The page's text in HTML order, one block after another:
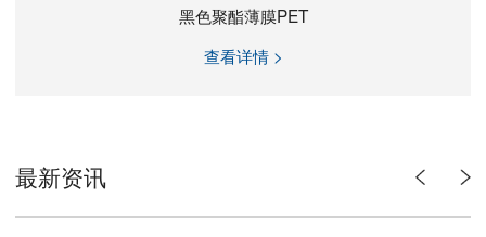
黑色聚酯薄膜PET
查看详情 >
最新资讯